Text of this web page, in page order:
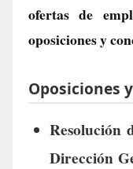
ofertas de
oposiciones y
Oposiciones
Resolución
Dirección